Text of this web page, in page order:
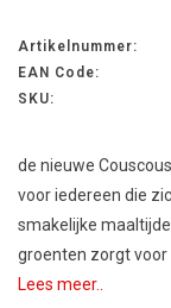
Artikelnummer:
EAN Code:
SKU:
de nieuwe
voor iedereen die
smakelijke
groenten zorgt
Lees meer..